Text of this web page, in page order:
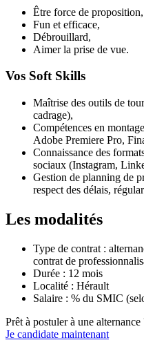
Être force de proposition,
Fun et efficace,
Débrouillard,
Aimer la prise de vue.
Vos Soft Skills
Maîtrise des outils de
cadrage),
Compétences en
Adobe Premiere Pro,
Connaissance des
sociaux (Instagram,
Gestion de planning de
respect des délais,
Les modalités
Type de contrat :
contrat de
Durée : 12 mois
Localité : Hérault
Salaire : % du SMIC
Prêt à postuler à une alternance
Je candidate maintenant